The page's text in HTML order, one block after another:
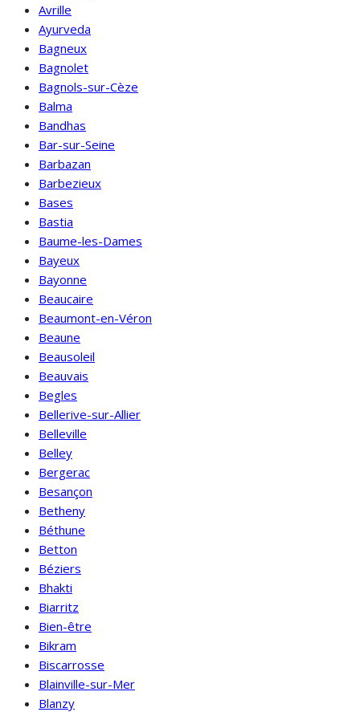
Avrille
Ayurveda
Bagneux
Bagnolet
Bagnols-sur-Cèze
Balma
Bandhas
Bar-sur-Seine
Barbazan
Barbezieux
Bases
Bastia
Baume-les-Dames
Bayeux
Bayonne
Beaucaire
Beaumont-en-Véron
Beaune
Beausoleil
Beauvais
Begles
Bellerive-sur-Allier
Belleville
Belley
Bergerac
Besançon
Betheny
Béthune
Betton
Béziers
Bhakti
Biarritz
Bien-être
Bikram
Biscarrosse
Blainville-sur-Mer
Blanzy